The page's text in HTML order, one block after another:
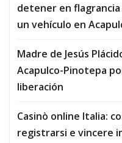
detener en
un vehículo en
Madre de Jesús
Acapulco-Pinotepa
liberación
Casinò online Italia:
registrarsi e vincere